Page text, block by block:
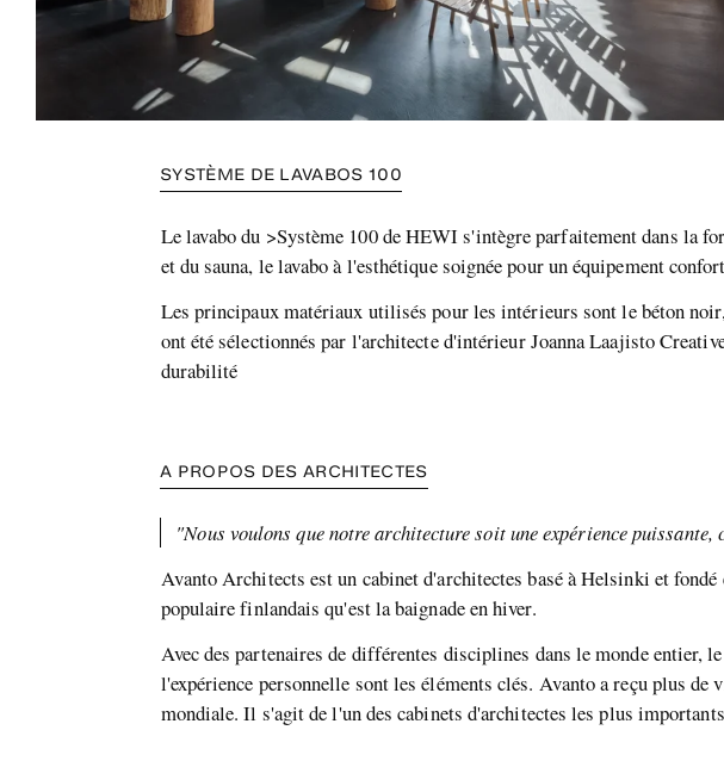
SYSTÈME DE LAVABOS 100
Le lavabo du >Système 100 de HEWI s'intègre parfaitement dans la
et du sauna, le lavabo à l'esthétique soignée pour un équipement
Les principaux matériaux utilisés pour les intérieurs sont le béton
ont été sélectionnés par l'architecte d'intérieur Joanna Laajisto
durabilité
A PROPOS DES ARCHITECTES
"Nous voulons que notre architecture soit une expérience
Avanto Architects est un cabinet d'architectes basé à Helsinki et
populaire finlandais qu'est la baignade en hiver.
Avec des partenaires de différentes disciplines dans le monde entier,
l'expérience personnelle sont les éléments clés. Avanto a reçu plus
mondiale. Il s'agit de l'un des cabinets d'architectes les plus